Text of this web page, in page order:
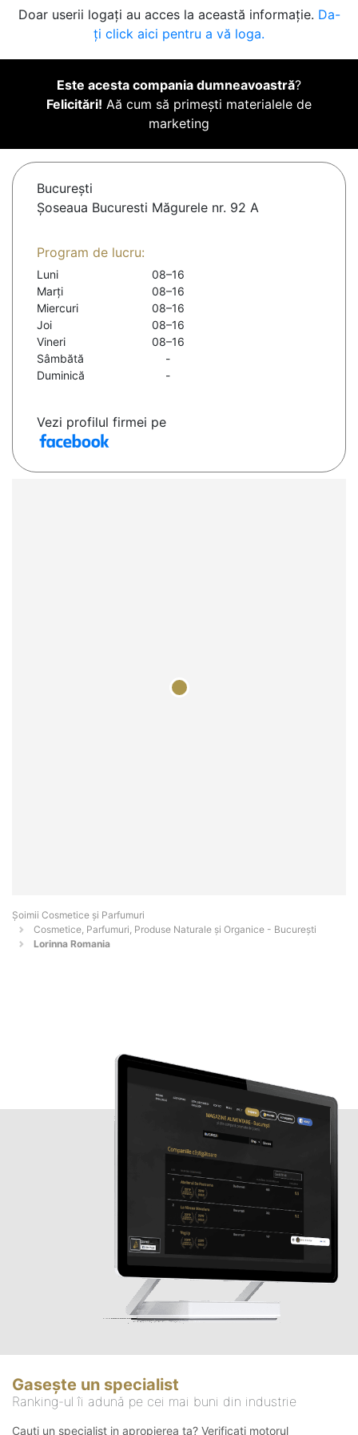
Doar userii logați au acces la această informație. Da-
ți click aici pentru a vă loga.
Este acesta compania dumneavoastră?
Felicitări! Aă cum să primești materialele de
marketing
Bucureşti
Șoseaua Bucuresti Măgurele nr. 92 A
Program de lucru:
Luni
08–16
Marți
08–16
Miercuri
08–16
Joi
08–16
Vineri
08–16
Sâmbătă
-
Duminică
-
Vezi profilul firmei pe
Șoimii Cosmetice și Parfumuri
Cosmetice, Parfumuri, Produse Naturale și Organice - Bucureşti
Lorinna Romania
Gasește un specialist
Ranking-ul îi adună pe cei mai buni din industrie
Cauți un specialist in apropierea ta? Verificați motorul